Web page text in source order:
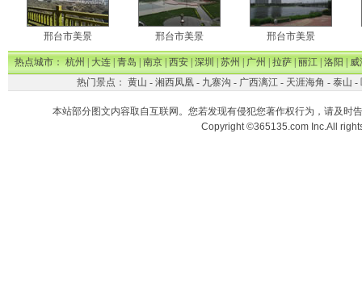
邢台市美景 邢台市美景 邢台市美景
热点城市：杭州|大连|青岛|南京|西安|深圳|苏州|广州|拉萨|丽江|洛阳|威
热门景点： 黄山 - 湘西凤凰- 九寨沟 - 广西漓江- 天涯海角 - 泰山 -
本站部分图文内容取自互联网。您若发现有侵犯您著作权行为，请及时
Copyright ©365135.com Inc.All